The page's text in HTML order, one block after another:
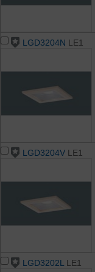
LGD3204N LE1
LGD3204V LE1
LGD3202L LE1